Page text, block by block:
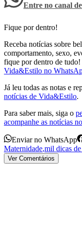
Entre no canal
Fique por dentro!
Receba notícias sobre
comportamento, sexo,
fique por dentro de tudo!
Vida&Estilo no
Já leu todas as notas e
notícias de Vida&Estilo.
Para saber mais, siga o
acompanhe as notícias
Enviar no WhatsApp
Maternidade,mil dicas
Ver Comentários